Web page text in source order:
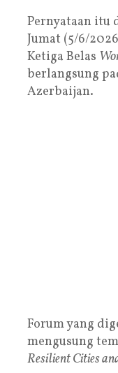
Pernyataan itu
Jumat (5/6/
Ketiga Belas
berlangsung
Azerbaijan.
Forum yang
mengusung
Resilient Cities